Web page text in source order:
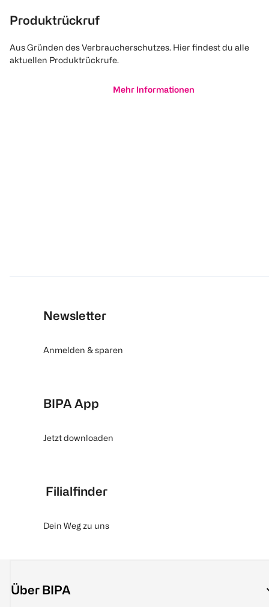
Produktrückruf
Aus Gründen des Verbraucherschutzes. Hier findest du alle
aktuellen Produktrückrufe.
Mehr Informationen
Newsletter
Anmelden & sparen
BIPA App
Jetzt downloaden
Filialfinder
Dein Weg zu uns
Über BIPA